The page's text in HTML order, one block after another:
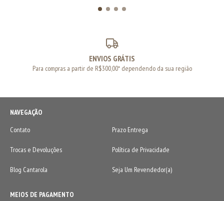
ENVIOS GRÁTIS
Para compras a partir de R$300,00* dependendo da sua região
NAVEGAÇÃO
Contato
Prazo Entrega
Trocas e Devoluções Política de Privacidade
Blog Cantarola Seja Um Revendedor(a)
MEIOS DE PAGAMENTO